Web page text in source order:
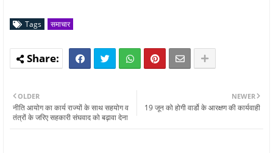
Tags समाचार
NEWER
19 जून को होगी वार्डो के आरक्षण की कार्यवाही
OLDER
नीति आयोग का कार्य राज्यों के साथ सहयोग व
तंत्रों के जरिए सहकारी संघवाद को बढ़ावा देना